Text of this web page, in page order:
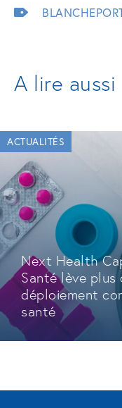
A lire aussi
ACTUALITÉS
Next Health
Santé lève
déploiement
santé